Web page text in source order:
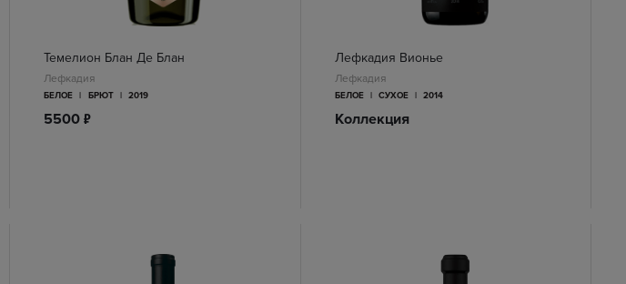
Темелион Блан Де Блан
Лефкадия
БЕЛОЕ БРЮТ 2019
5500п
Лефкадия Вионье
Лефкадия
БЕЛОЕ СУХОЕ 2014
Коллекция